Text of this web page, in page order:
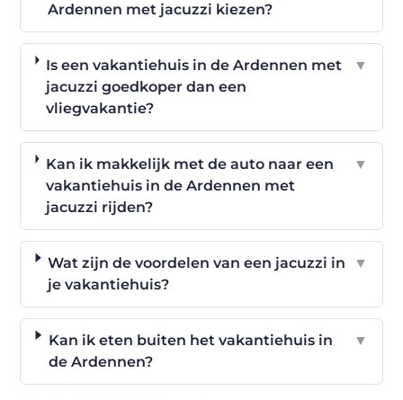
Ardennen met jacuzzi kiezen?
Is een vakantiehuis in de Ardennen met
jacuzzi goedkoper dan een
vliegvakantie?
▼
Kan ik makkelijk met de auto naar een
vakantiehuis in de Ardennen met
jacuzzi rijden?
▼
Wat zijn de voordelen van een jacuzzi in
je vakantiehuis?
▼
Kan ik eten buiten het vakantiehuis in
de Ardennen?
▼